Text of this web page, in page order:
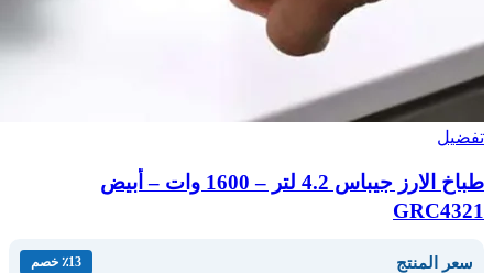
تفضيل
طباخ الارز جيباس 4.2 لتر – 1600 وات – أبيض
GRC4321
سعر المنتج ٪13 خصم